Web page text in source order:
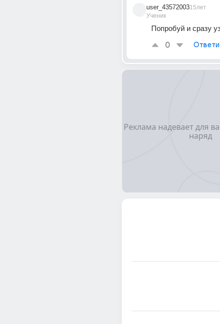
user_43572003
Ученик
15лет
Попробуй и сразу
0